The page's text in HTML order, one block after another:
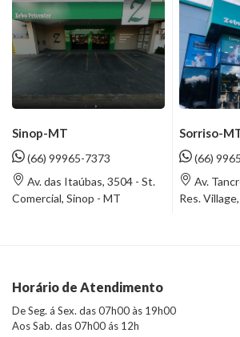
Sinop-MT
(66) 99965-7373
Av. das Itaúbas, 3504 - St.
Comercial, Sinop - MT
Sorriso-
(66)
Av.
Res.
Horário de Atendimento
De Seg. á Sex. das 07h00 às 19h00
Aos Sab. das 07h00 ás 12h